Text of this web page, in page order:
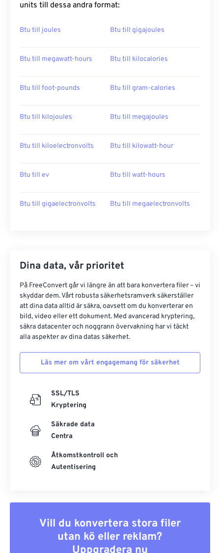
units till dessa andra format:
Btu till joules Btu till gigajoules
Btu till megawatt-hours Btu till kilocalories
Btu till foot-pounds Btu till gram-calories
Btu till kilojoules Btu till megajoules
Btu till kiloelectronvolts Btu till kilowatt-hour
Btu till ev Btu till watt-hours
Btu till gigaelectronvolts Btu till megaelectronvolts
Dina data, vår prioritet
På FreeConvert går vi längre än att bara konvertera filer – vi
skyddar dem. Vårt robusta säkerhetsramverk säkerställer
att dina data alltid är säkra, oavsett om du konverterar en
bild, video eller ett dokument. Med avancerad kryptering,
säkra datacenter och noggrann övervakning har vi täckt
alla aspekter av dina datas säkerhet.
Läs mer om vårt engagemang för säkerhet
SSL/TLS
Kryptering
Säkrade data
Centra
Åtkomstkontroll och
Autentisering
Vill du konvertera stora filer
utan kö eller reklam?
Uppgradera nu